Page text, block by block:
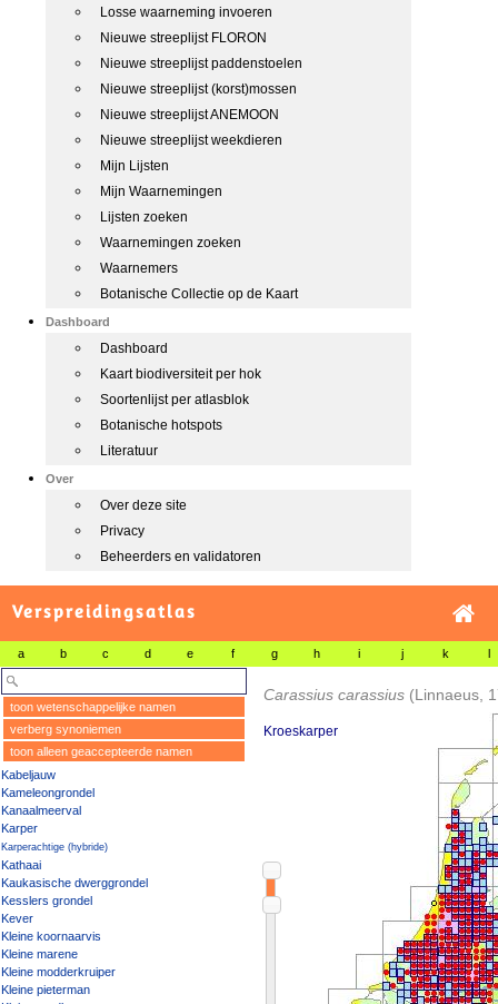
Losse waarneming invoeren
Nieuwe streeplijst FLORON
Nieuwe streeplijst paddenstoelen
Nieuwe streeplijst (korst)mossen
Nieuwe streeplijst ANEMOON
Nieuwe streeplijst weekdieren
Mijn Lijsten
Mijn Waarnemingen
Lijsten zoeken
Waarnemingen zoeken
Waarnemers
Botanische Collectie op de Kaart
Dashboard
Dashboard
Kaart biodiversiteit per hok
Soortenlijst per atlasblok
Botanische hotspots
Literatuur
Over
Over deze site
Privacy
Beheerders en validatoren
Verspreidingsatlas
a b c d e f g h i j k l
toon wetenschappelijke namen
verberg synoniemen
toon alleen geaccepteerde namen
Kabeljauw
Kameleongrondel
Kanaalmeerval
Karper
Karperachtige (hybride)
Kathaai
Kaukasische dwerggrondel
Kesslers grondel
Kever
Kleine koornaarvis
Kleine marene
Kleine modderkruiper
Kleine pieterman
Carassius carassius (Linnaeus,
Kroeskarper